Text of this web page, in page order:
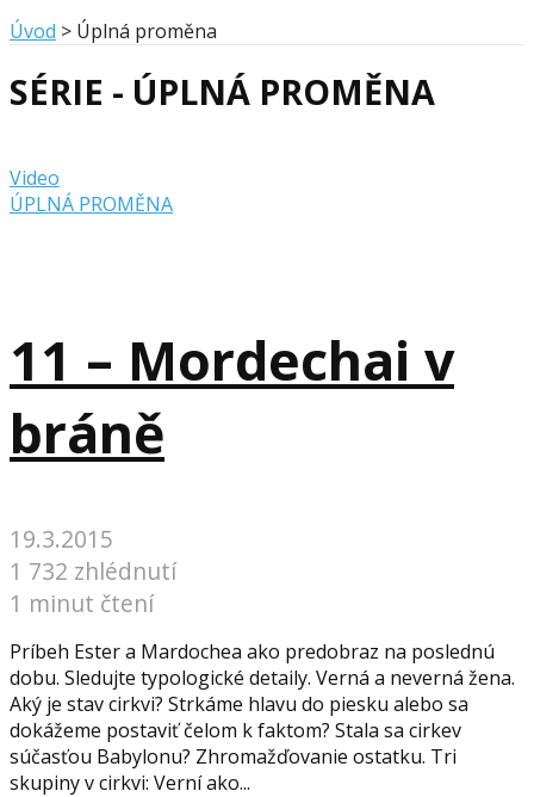
Úvod > Úplná proměna
SÉRIE - ÚPLNÁ PROMĚNA
Video
ÚPLNÁ PROMĚNA
11 – Mordechai v
bráně
19.3.2015
1 732 zhlédnutí
1 minut čtení
Príbeh Ester a Mardochea ako predobraz na poslednú
dobu. Sledujte typologické detaily. Verná a neverná žena.
Aký je stav cirkvi? Strkáme hlavu do piesku alebo sa
dokážeme postaviť čelom k faktom? Stala sa cirkev
súčasťou Babylonu? Zhromažďovanie ostatku. Tri
skupiny v cirkvi: Verní ako...